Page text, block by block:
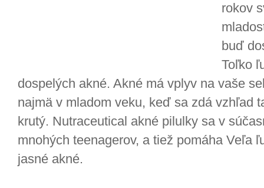
rokov
buď
Toľko
dospelých akné. Akné má vplyv na vaše
najmä v mladom veku, keď sa zdá vzhľad
krutý. Nutraceutical akné pilulky sa v
mnohých teenagerov, a tiež pomáha Veľa
jasné akné.